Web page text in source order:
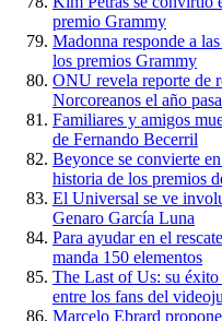
premio Grammy
Madonna responde a
los premios Grammy
ONU revela reporte de
Norcoreanos el año
Familiares y amigos
de Fernando Becerril
Beyonce se convierte
historia de los premios
El Universal se ve
Genaro García Luna
Para ayudar en el
manda 150 elementos
The Last of Us: su
entre los fans del
Marcelo Ebrard